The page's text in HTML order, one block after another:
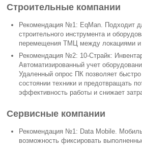
Строительные компании
Рекомендация №1: EqMan. Подходит
строительного инструмента и
перемещения ТМЦ между локациями и
Рекомендация №2: 10-Страйк:
Автоматизированный учет
Удаленный опрос ПК позволяет
состоянии техники и предотвращать
эффективность работы и снижает
Сервисные компании
Рекомендация №1: Data Mobile.
возможность фиксировать